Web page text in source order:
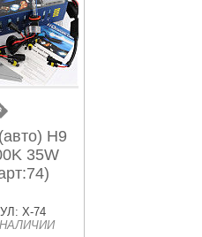
H9
35W
X-74